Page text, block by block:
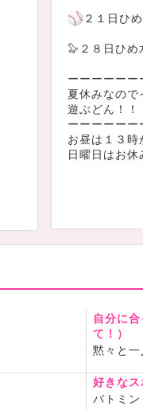
２１日ひ
🦭２８日ひめ
ーーーーーー
夏休みなので
遊ぶどん！！
ーーーーーー
お昼は１３時
日曜日はお休
自分に
て！）
黙々と一
好きなス
バトミ